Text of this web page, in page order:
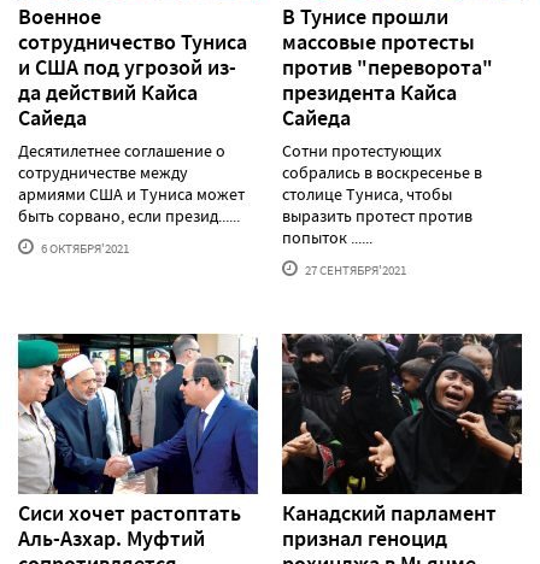
Военное
сотрудничество Туниса
и США под угрозой из-
да действий Кайса
Сайеда
Десятилетнее соглашение о
сотрудничестве между
армиями США и Туниса может
быть сорвано, если презид......
6 ОКТЯБРЯ'2021
В Тунисе прошли
массовые протесты
против "переворота"
президента Кайса
Сайеда
Сотни протестующих
собрались в воскресенье в
столице Туниса, чтобы
выразить протест против
попыток ......
27 СЕНТЯБРЯ'2021
Сиси хочет растоптать
Аль-Азхар. Муфтий
Канадский парламент
признал геноцид